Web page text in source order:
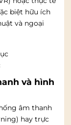
biệt hữu ích
và ngoại
và hình
âm thanh
hay trực